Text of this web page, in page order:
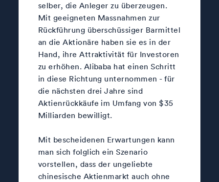
selber, die Anleger zu überzeugen.
Mit geeigneten Massnahmen zur
Rückführung überschüssiger Barmittel
an die Aktionäre haben sie es in der
Hand, ihre Attraktivität für Investoren
zu erhöhen. Alibaba hat einen Schritt
in diese Richtung unternommen - für
die nächsten drei Jahre sind
Aktienrückkäufe im Umfang von $35
Milliarden bewilligt.
Mit bescheidenen Erwartungen kann
man sich folglich ein Szenario
vorstellen, dass der ungeliebte
chinesische Aktienmarkt auch ohne